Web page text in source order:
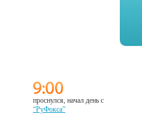
проснулся, начал день с
“РуФокса”